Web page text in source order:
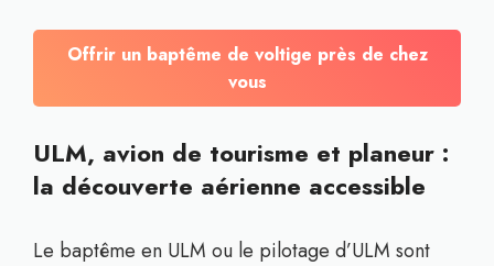
Offrir un baptême de voltige près de chez
vous
ULM, avion de tourisme et planeur :
la découverte aérienne accessible
Le baptême en ULM ou le pilotage d’ULM sont